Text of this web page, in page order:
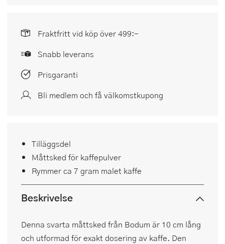
Fraktfritt vid köp över 499:-
Snabb leverans
Prisgaranti
Bli medlem och få välkomstkupong
Tilläggsdel
Måttsked för kaffepulver
Rymmer ca 7 gram malet kaffe
Beskrivelse
Denna svarta måttsked från Bodum är 10 cm lång
och utformad för exakt dosering av kaffe. Den